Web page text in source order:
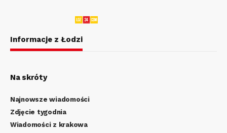
Informacje z Łodzi
Na skróty
Najnowsze wiadomości
Zdjęcie tygodnia
Wiadomości z krakowa